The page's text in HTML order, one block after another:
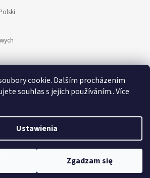
cookie. Dalším procházením
souhlas s jejich používáním.. Více
Ustawienia
Zgadzam się
– własna produkcja w Czechach (UE).
PayPal (BLIK, karta). Wysyłka do Polski 2–5
Opracował Shoptet
prawa zastrzeżone.